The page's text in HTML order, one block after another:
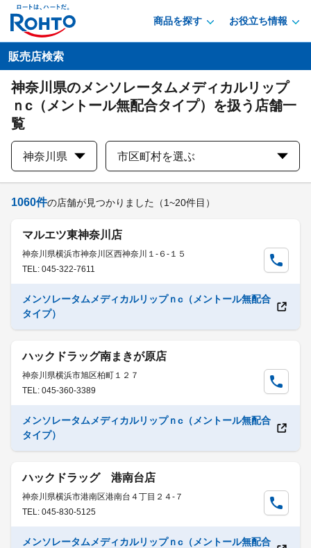
商品を探す お役立ち情報
販売店検索
神奈川県のメンソレータムメディカルリップ
ｎc（メントール無配合タイプ）を扱う店舗一
覧
神奈川県 市区町村を選ぶ
1060件の店舗が見つかりました （1~20件目）
マルエツ東神奈川店
神奈川県横浜市神奈川区西神奈川１-６-１５
TEL: 045-322-7611
メンソレータムメディカルリップｎc（メントール無配合
タイプ）
ハックドラッグ南まきが原店
神奈川県横浜市旭区柏町１２７
TEL: 045-360-3389
メンソレータムメディカルリップｎc（メントール無配合
タイプ）
ハックドラッグ 港南台店
神奈川県横浜市港南区港南台４丁目２４-７
TEL: 045-830-5125
メンソレータムメディカルリップｎc（メントール無配合